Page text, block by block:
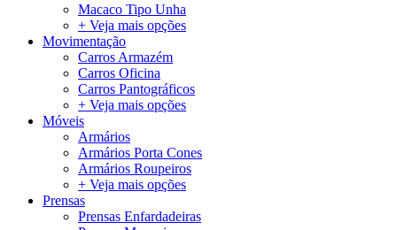
Macaco Tipo Unha
+ Veja mais opções
Movimentação
Carros Armazém
Carros Oficina
Carros Pantográficos
+ Veja mais opções
Móveis
Armários
Armários Porta Cones
Armários Roupeiros
+ Veja mais opções
Prensas
Prensas Enfardadeiras